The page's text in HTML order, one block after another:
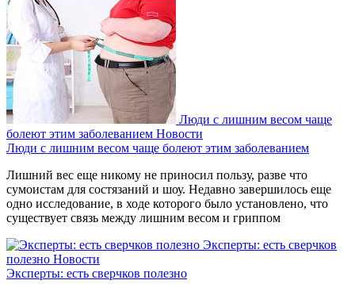
Люди с лишним весом чаще
болеют этим заболеванием Новости
Люди с лишним весом чаще болеют этим заболеванием
Лишний вес еще никому не приносил пользу, разве что
сумоистам для состязаний и шоу. Недавно завершилось еще
одно исследование, в ходе которого было установлено, что
существует связь между лишним весом и гриппом
Эксперты: есть сверчков
полезно Новости
Эксперты: есть сверчков полезно